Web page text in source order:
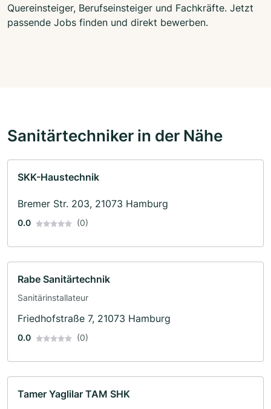
Quereinsteiger, Berufseinsteiger und Fachkräfte. Jetzt
passende Jobs finden und direkt bewerben.
Sanitärtechniker in der Nähe
SKK-Haustechnik
Bremer Str. 203, 21073 Hamburg
0.0 (0)
Rabe Sanitärtechnik
Sanitärinstallateur
Friedhofstraße 7, 21073 Hamburg
0.0 (0)
Tamer Yaglilar TAM SHK